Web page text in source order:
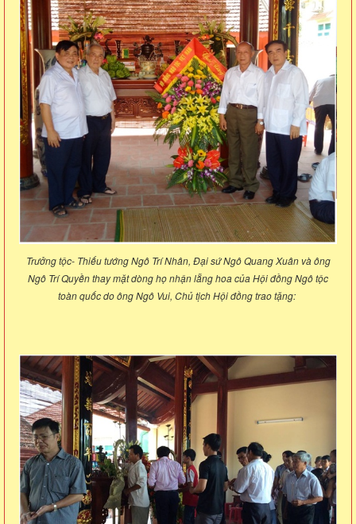
Trưởng tộc- Thiếu tướng Ngô Trí Nhân, Đại sứ Ngô Quang Xuân và ông
Ngô Trí Quyền thay mặt dòng họ nhận lẵng hoa của Hội đồng Ngô tộc
toàn quốc do ông Ngô Vui, Chủ tịch Hội đồng trao tặng: